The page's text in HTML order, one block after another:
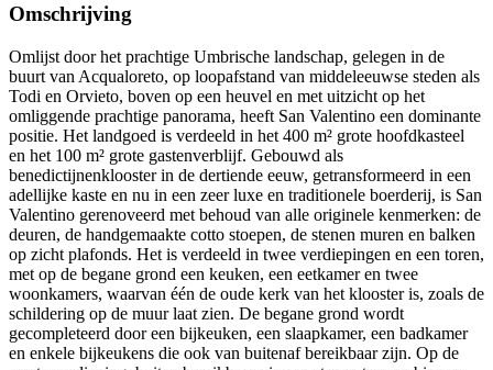
Omschrijving
Omlijst door het prachtige Umbrische landschap, gelegen in de
buurt van Acqualoreto, op loopafstand van middeleeuwse steden als
Todi en Orvieto, boven op een heuvel en met uitzicht op het
omliggende prachtige panorama, heeft San Valentino een dominante
positie. Het landgoed is verdeeld in het 400 m² grote hoofdkasteel
en het 100 m² grote gastenverblijf. Gebouwd als
benedictijnenklooster in de dertiende eeuw, getransformeerd in een
adellijke kaste en nu in een zeer luxe en traditionele boerderij, is San
Valentino gerenoveerd met behoud van alle originele kenmerken: de
deuren, de handgemaakte cotto stoepen, de stenen muren en balken
op zicht plafonds. Het is verdeeld in twee verdiepingen en een toren,
met op de begane grond een keuken, een eetkamer en twee
woonkamers, waarvan één de oude kerk van het klooster is, zoals de
schildering op de muur laat zien. De begane grond wordt
gecompleteerd door een bijkeuken, een slaapkamer, een badkamer
en enkele bijkeukens die ook van buitenaf bereikbaar zijn. Op de